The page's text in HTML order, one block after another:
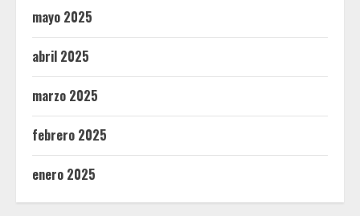
mayo 2025
abril 2025
marzo 2025
febrero 2025
enero 2025